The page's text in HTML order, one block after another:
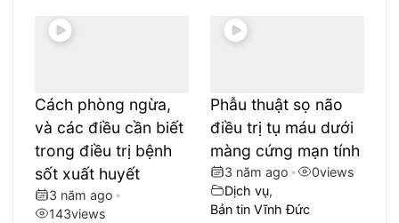
Cách phòng ngừa,
và các điều cần biết
trong điều trị bệnh
sốt xuất huyết
3 năm ago •
143views
Phẫu thuật sọ não
điều trị tụ máu dưới
màng cứng mạn tính
3 năm ago • 0views
Dịch vụ,
Bản tin Vĩnh Đức